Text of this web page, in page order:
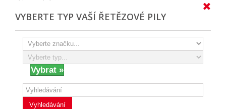
VYBERTE TYP VAŠÍ ŘETĚZOVÉ PILY
Vyhledávání